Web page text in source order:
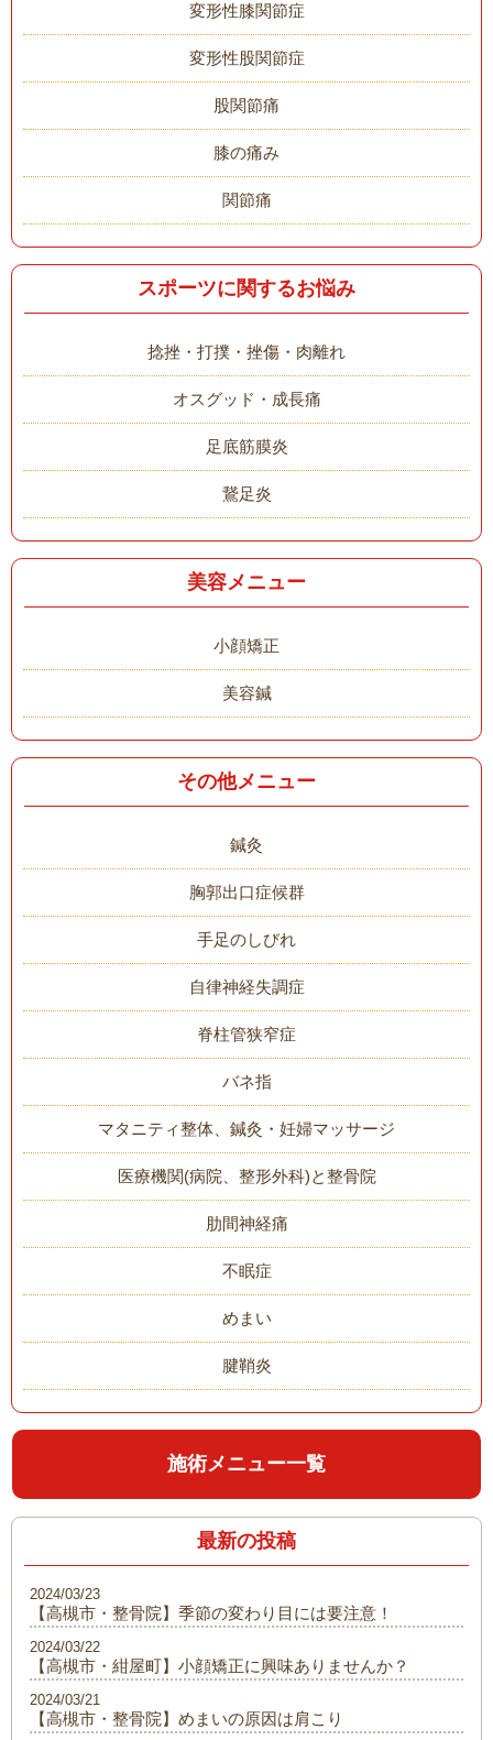
変形性膝関節症
変形性股関節症
股関節痛
膝の痛み
関節痛
スポーツに関するお悩み
捻挫・打撲・挫傷・肉離れ
オスグッド・成長痛
足底筋膜炎
鵞足炎
美容メニュー
小顔矯正
美容鍼
その他メニュー
鍼灸
胸郭出口症候群
手足のしびれ
自律神経失調症
脊柱管狭窄症
バネ指
マタニティ整体、鍼灸・妊婦マッサージ
医療機関(病院、整形外科)と整骨院
肋間神経痛
不眠症
めまい
腱鞘炎
施術メニュー一覧
最新の投稿
【高槻市・整骨院】季節の変わり目には要注意！
2024/03/23
【高槻市・紺屋町】小顔矯正に興味ありませんか？
2024/03/22
【高槻市・整骨院】めまいの原因は肩こり
2024/03/21